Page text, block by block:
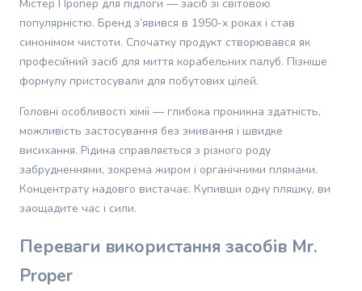
та
лубриканти
Домашня
аптека
Ортопедичні
Прилади
для
здоров'я
Товари
для
реабілітації
Товари
для
залишає слідів на поверхні і не потребує додаткового
ополіскування. Він гарне вбирає бруд з поверхонь, не має
липкості чи патьоків. Mr. Proper дійсно полегшує процес
прибирання, заощаджуючи час і даючи відчуття чистоти та
свіжості. Рекомендую однозначно і засіб і Маудау. Упаковали
добре,надіслали теж швидко.
Переваги: все добре,гарно відмиває майже усе
Недоліки незнайшла
Містер Пропер для підлоги — засіб зі світовою
популярністю. Бренд з’явився в 1950-х роках і став
синонімом чистоти. Спочатку продукт створювався як
професійний засіб для миття корабельних палуб. Пізніше
формулу пристосували для побутових цілей.
Головні особливості хімії — глибока проникна здатність,
можливість застосування без змивання і швидке
висихання. Рідина справляється з різного роду
забрудненнями, зокрема жиром і органічними плямами.
Концентрату надовго вистачає. Купивши одну пляшку, ви
заощадите час і сили.
Переваги використання засобів Mr.
Proper